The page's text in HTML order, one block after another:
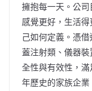
擁抱每一天。公
感覺更好，生活
己如何定義。憑
蓋注射類、儀器
全性與有效性，
年歷史的家族企